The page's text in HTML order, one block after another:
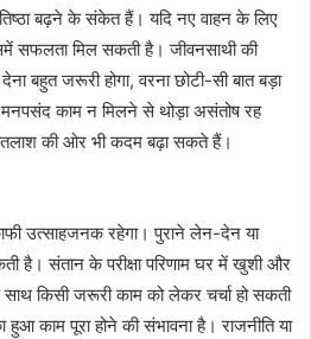
बढ़ने के संकेत हैं। यदि नए वाहन के लिए
सफलता मिल सकती है। जीवनसाथी की
बहुत जरूरी होगा, वरना छोटी-सी बात बड़ा
मनपसंद काम न मिलने से थोड़ा असंतोष रह
की ओर भी कदम बढ़ा सकते हैं।
उत्साहजनक रहेगा। पुराने लेन-देन या
है। संतान के परीक्षा परिणाम घर में खुशी और
साथ किसी जरूरी काम को लेकर चर्चा हो सकती
हुआ काम पूरा होने की संभावना है। राजनीति या